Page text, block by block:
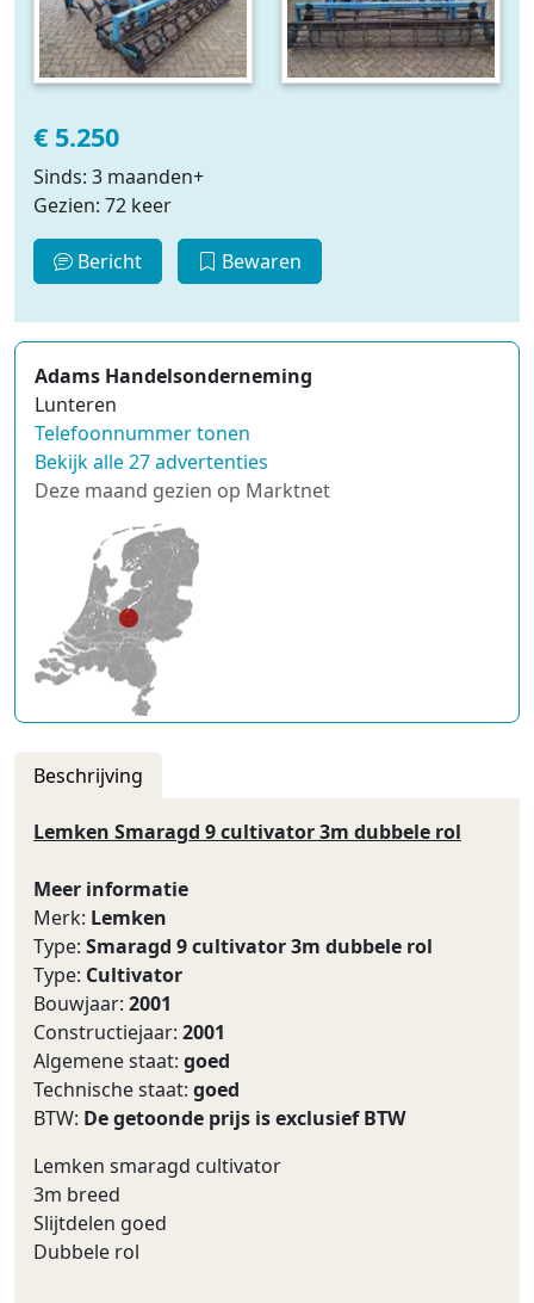
€ 5.250
Sinds: 3 maanden+
Gezien: 72 keer
Bericht Bewaren
Adams Handelsonderneming
Lunteren
Telefoonnummer tonen
Bekijk alle 27 advertenties
Deze maand gezien op Marktnet
Beschrijving
Lemken Smaragd 9 cultivator 3m dubbele rol
Meer informatie
Merk: Lemken
Type: Smaragd 9 cultivator 3m dubbele rol
Type: Cultivator
Bouwjaar: 2001
Constructiejaar: 2001
Algemene staat: goed
Technische staat: goed
BTW: De getoonde prijs is exclusief BTW
Lemken smaragd cultivator
3m breed
Slijtdelen goed
Dubbele rol